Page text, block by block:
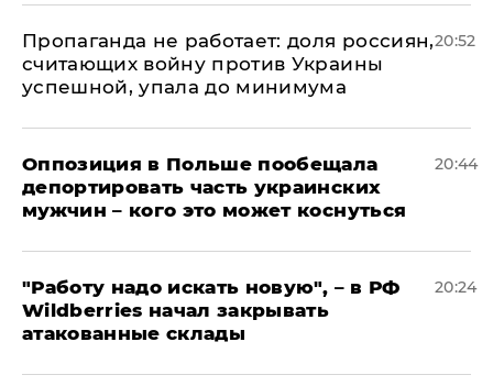
​Пропаганда не работает: доля россиян,
считающих войну против Украины
успешной, упала до минимума
20:52
Оппозиция в Польше пообещала
депортировать часть украинских
мужчин – кого это может коснуться
20:44
"Работу надо искать новую", – в РФ
Wildberries начал закрывать
атакованные склады
20:24